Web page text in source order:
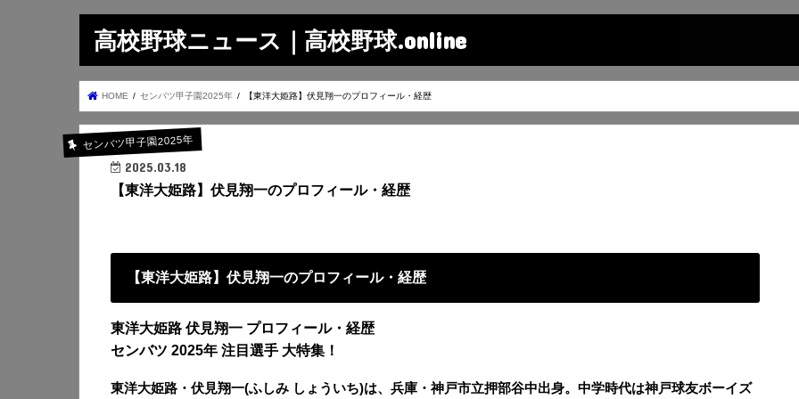
高校野球ニュース｜高校野球.online
HOME センバツ甲子園2025年 【東洋大姫路】伏見翔一のプロフィール・経歴
センバツ甲子園2025年
2025.03.18
【東洋大姫路】伏見翔一のプロフィール・経歴
【東洋大姫路】伏見翔一のプロフィール・経歴
東洋大姫路 伏見翔一 プロフィール・経歴
センバツ 2025年 注目選手 大特集！
東洋大姫路・伏見翔一(ふしみ しょういち)は、兵庫・神戸市立押部谷中出身。中学時代は神戸球友ボーイズ